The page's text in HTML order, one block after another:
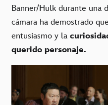
Banner/Hulk durante una
cámara ha demostrado
entusiasmo y la
querido personaje.